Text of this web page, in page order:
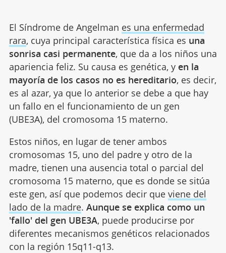
El Síndrome de Angelman es una enfermedad
rara, cuya principal característica física es una
sonrisa casi permanente, que da a los niños una
apariencia feliz. Su causa es genética, y en la
mayoría de los casos no es hereditario, es decir,
es al azar, ya que lo anterior se debe a que hay
un fallo en el funcionamiento de un gen
(UBE3A), del cromosoma 15 materno.
Estos niños, en lugar de tener ambos
cromosomas 15, uno del padre y otro de la
madre, tienen una ausencia total o parcial del
cromosoma 15 materno, que es donde se sitúa
este gen, así que podemos decir que viene del
lado de la madre. Aunque se explica como un
'fallo' del gen UBE3A, puede producirse por
diferentes mecanismos genéticos relacionados
con la región 15q11-q13.